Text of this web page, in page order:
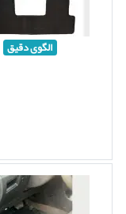
الگوی دقیق